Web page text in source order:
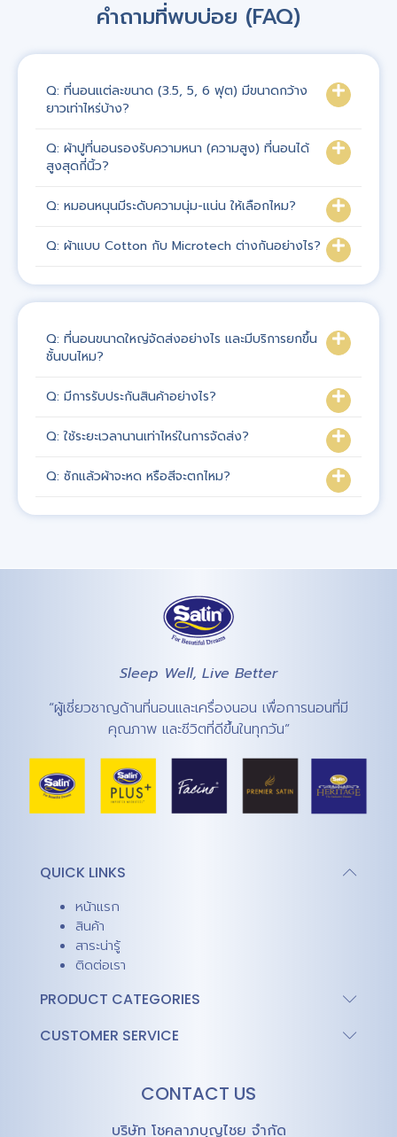
คำถามที่พบบ่อย (FAQ)
Q: ที่นอนแต่ละขนาด (3.5, 5, 6 ฟุต) มีขนาดกว้าง
ยาวเท่าไหร่บ้าง?
Q: ผ้าปูที่นอนรองรับความหนา (ความสูง) ที่นอนได้
สูงสุดกี่นิ้ว?
Q: หมอนหนุนมีระดับความนุ่ม-แน่น ให้เลือกไหม?
Q: ผ้าแบบ Cotton กับ Microtech ต่างกันอย่างไร?
Q: ที่นอนขนาดใหญ่จัดส่งอย่างไร และมีบริการยกขึ้น
ชั้นบนไหม?
Q: มีการรับประกันสินค้าอย่างไร?
Q: ใช้ระยะเวลานานเท่าไหร่ในการจัดส่ง?
Q: ซักแล้วผ้าจะหด หรือสีจะตกไหม?
Sleep Well, Live Better
“ผู้เชี่ยวชาญด้านที่นอนและเครื่องนอน เพื่อการนอนที่มี
คุณภาพ และชีวิตที่ดีขึ้นในทุกวัน”
QUICK LINKS
หน้าแรก
สินค้า
สาระน่ารู้
ติดต่อเรา
PRODUCT CATEGORIES
CUSTOMER SERVICE
CONTACT US
บริษัท โชคลาภบุญไชย จำกัด